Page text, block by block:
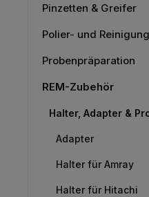
Pinzetten & Greifer
Polier- und
Probenpräparation
REM-Zubehör
Halter, Adapter &
Adapter
Halter für Amray
Halter für Hitachi